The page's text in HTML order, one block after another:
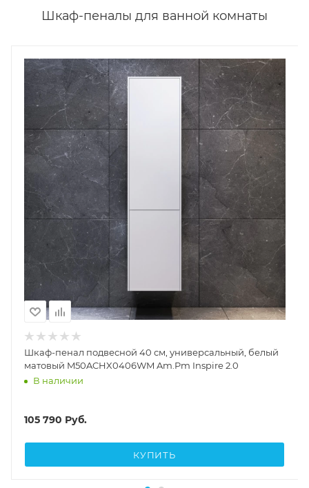
Шкаф-пеналы для ванной комнаты
Шкаф-пенал подвесной 40 см, универсальный, белый
матовый M50ACHX0406WM Am.Pm Inspire 2.0
В наличии
105 790 Руб.
КУПИТЬ